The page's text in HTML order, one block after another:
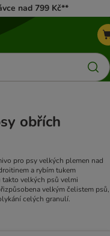
nad 799 Kč**
obřích
pro psy velkých plemen nad
a rybím tukem
velkých psů velmi
velkým čelistem psů,
celých granulí.